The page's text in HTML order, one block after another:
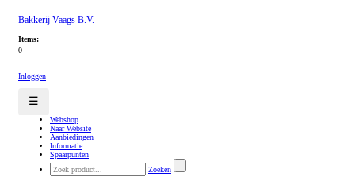
Bakkerij Vaags B.V.
Items:
0
Inloggen
☰
Webshop
Naar Website
Aanbiedingen
Informatie
Spaarpunten
Zoeken